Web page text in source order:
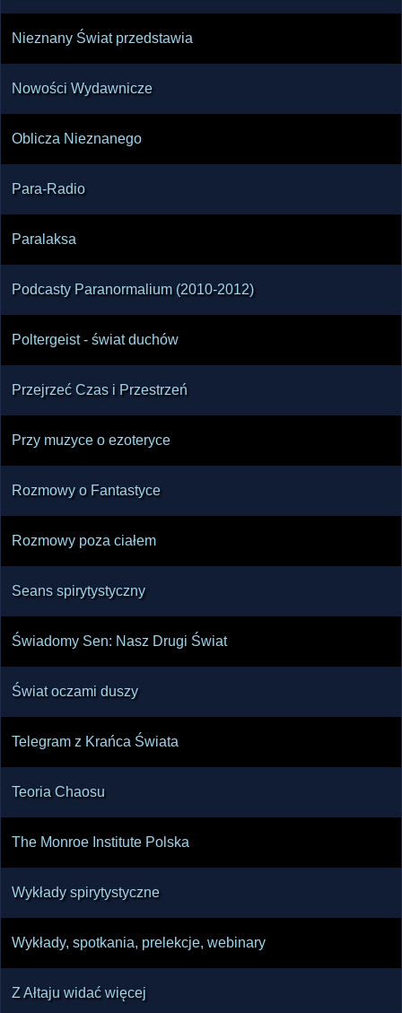
Nieznany Świat przedstawia
Nowości Wydawnicze
Oblicza Nieznanego
Para-Radio
Paralaksa
Podcasty Paranormalium (2010-2012)
Poltergeist - świat duchów
Przejrzeć Czas i Przestrzeń
Przy muzyce o ezoteryce
Rozmowy o Fantastyce
Rozmowy poza ciałem
Seans spirytystyczny
Świadomy Sen: Nasz Drugi Świat
Świat oczami duszy
Telegram z Krańca Świata
Teoria Chaosu
The Monroe Institute Polska
Wykłady spirytystyczne
Wykłady, spotkania, prelekcje, webinary
Z Ałtaju widać więcej